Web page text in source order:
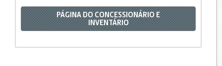
PÁGINA DO CONCESSIONÁRIO E
INVENTÁRIO